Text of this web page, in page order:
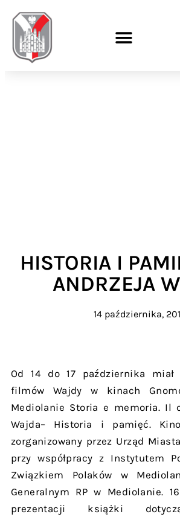
HISTORIA I
ANDRZEJA
14 października,
Od 14 do 17 października
filmów Wajdy w kinach
Mediolanie Storia e memoria. Il
Wajda– Historia i pamięć.
zorganizowany przez Urząd
przy współpracy z Instytutem
Związkiem Polaków w
Generalnym RP w Mediolanie.
prezentacji książki